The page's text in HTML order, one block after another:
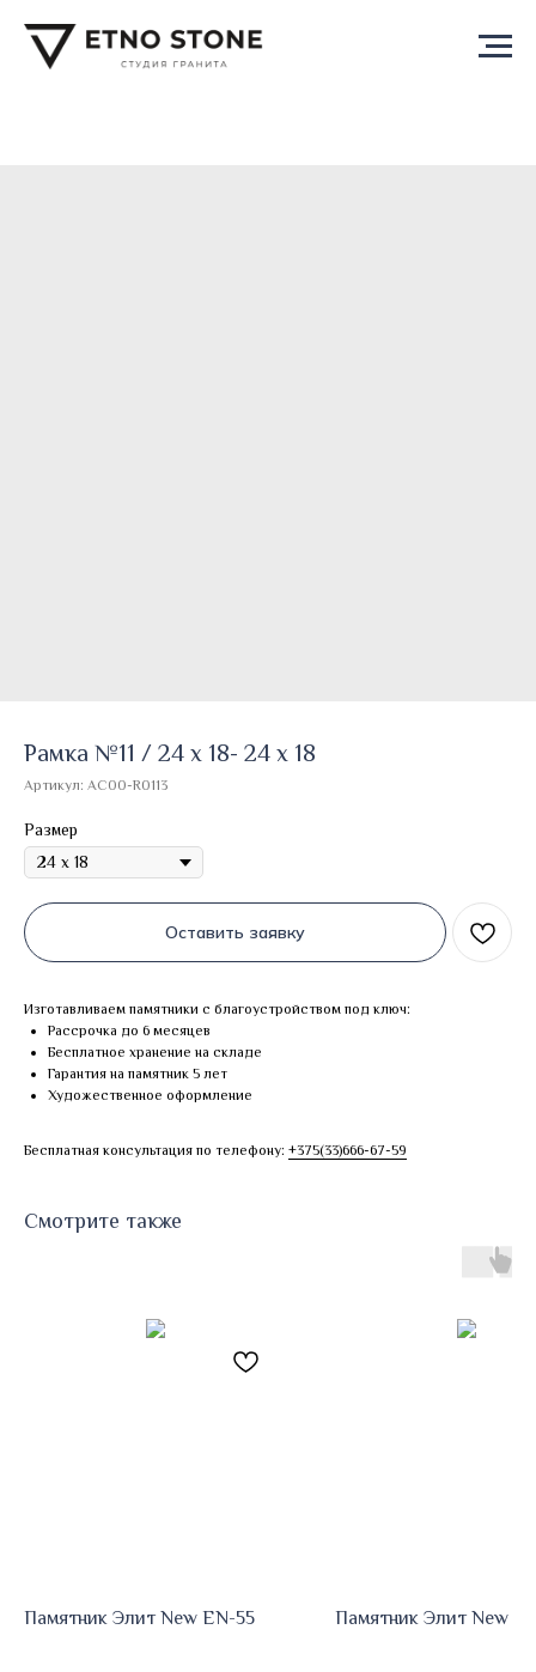
Рамка №11 / 24 х 18- 24 х 18
Артикул: AC00-R0113
Размер
Оставить заявку
Изготавливаем памятники с благоустройством под ключ:
Рассрочка до 6 месяцев
Бесплатное хранение на складе
Гарантия на памятник 5 лет
Художественное оформление
Бесплатная консультация по телефону: +375(33)666-67-59
Смотрите также
Памятник Элит New EN-55 Памятник Элит New